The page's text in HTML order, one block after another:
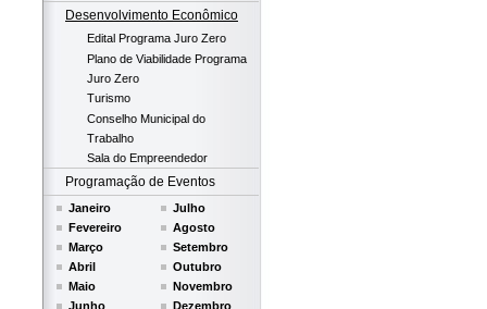
Desenvolvimento Econômico
Edital Programa Juro Zero
Plano de Viabilidade Programa
Juro Zero
Turismo
Conselho Municipal do
Trabalho
Sala do Empreendedor
Programação de Eventos
Janeiro
Fevereiro
Março
Abril
Maio
Junho
Julho
Agosto
Setembro
Outubro
Novembro
Dezembro